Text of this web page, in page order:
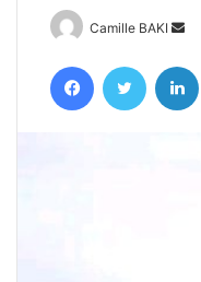
Camille BAKI
FacebookTwitter